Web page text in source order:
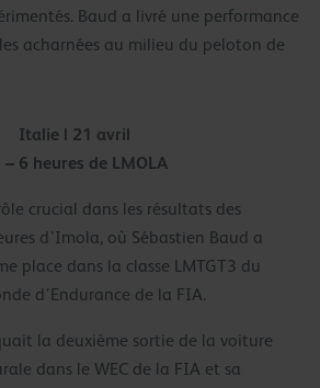
Baud a livré une performance
acharnées au milieu du peloton de
Italie | 21 avril
– 6 heures de LMOLA
crucial dans les résultats des
d’Imola, où Sébastien Baud a
place dans la classe LMTGT3 du
d’Endurance de la FIA.
la deuxième sortie de la voiture
dans le WEC de la FIA et sa